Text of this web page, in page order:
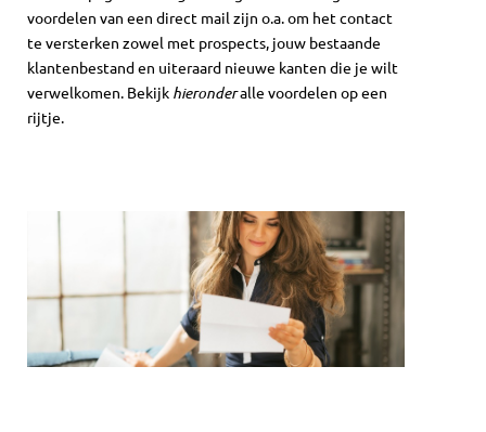
voordelen van een direct mail zijn o.a. om het contact
te versterken zowel met prospects, jouw bestaande
klantenbestand en uiteraard nieuwe kanten die je wilt
verwelkomen. Bekijk hieronderalle voordelen op een
rijtje.